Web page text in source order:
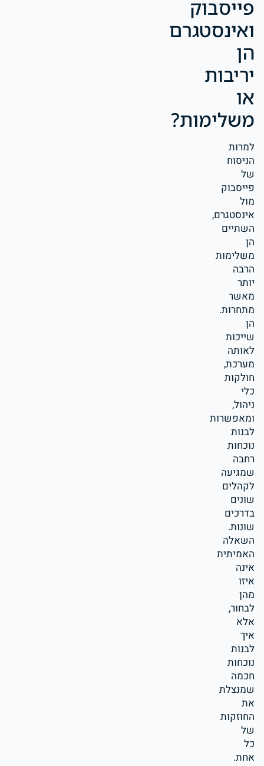
פייסבוק
ואינסטגרם
הן
יריבות
או
משלימות?
למרות
הניסוח
של
פייסבוק
מול
אינסטגרם,
השתיים
הן
משלימות
הרבה
יותר
מאשר
מתחרות.
הן
שייכות
לאותה
מערכת,
חולקות
כלי
ניהול,
ומאפשרות
לבנות
נוכחות
רחבה
שמגיעה
לקהלים
שונים
בדרכים
שונות.
השאלה
האמיתית
אינה
איזו
מהן
לבחור,
אלא
איך
לבנות
נוכחות
חכמה
שמנצלת
את
החוזקות
של
כל
אחת.